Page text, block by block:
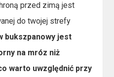
przed zimą jest
do twojej strefy
bukszpanowy jest
na mróz niż
warto uwzględnić przy